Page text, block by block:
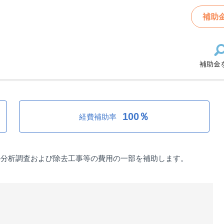
補助
補助金
経費補助率 100％
析調査および除去工事等の費用の一部を補助します。